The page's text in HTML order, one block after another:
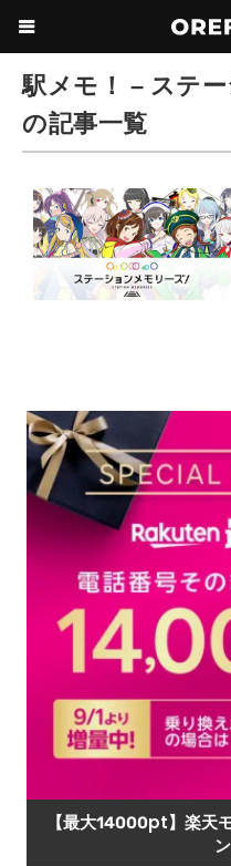
駅メモ！ – ステ
の記事一覧
【最大14000pt】楽天